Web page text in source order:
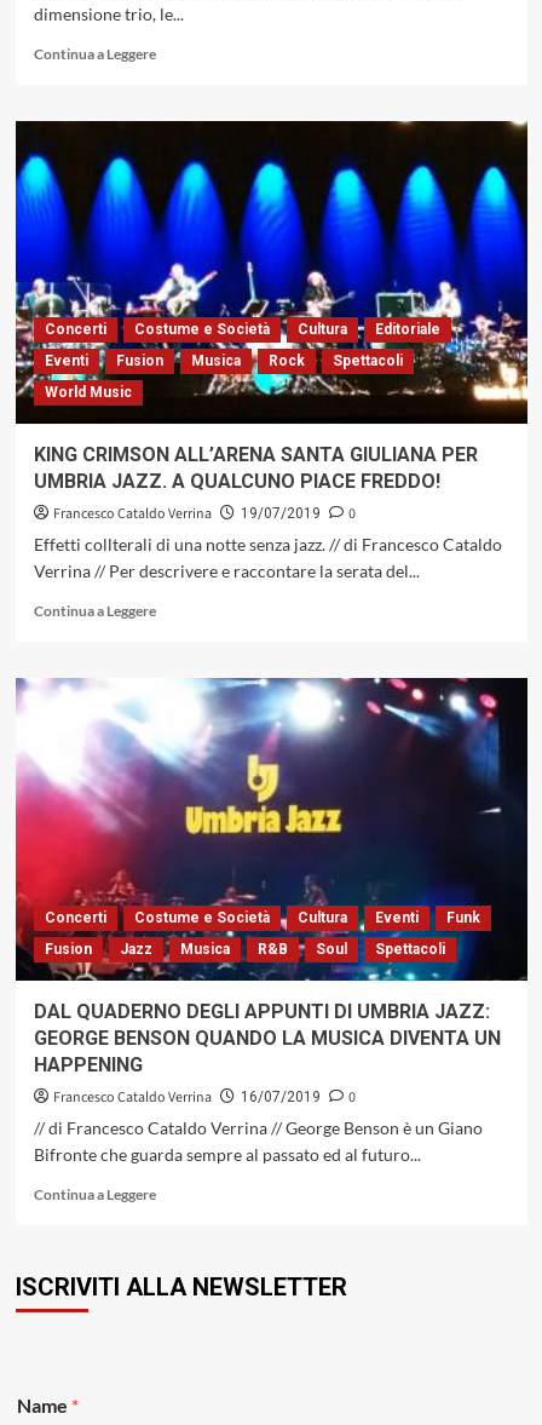
dimensione trio, le...
Continua a LeggereLeggi
su
classici
Red
Records:
Markelian
Kapedani
con
«Blakan
Bop»,
2011
Concerti Costume e Società Cultura
Editoriale
Eventi
Fusion Musica Rock
Spettacoli
World Music
KING CRIMSON ALL’ARENA SANTA GIULIANA PER
UMBRIA JAZZ. A QUALCUNO PIACE FREDDO!
Francesco Cataldo Verrina 19/07/2019
0
Effetti collterali di una notte senza jazz. // di Francesco Cataldo
Verrina // Per descrivere e raccontare la serata del...
Continua a LeggereLeggi
CRIMSON
ALL’ARENA
SANTA
GIULIANA
UMBRIA
QUALCUNO
PIACE
FREDDO!
Concerti Costume e Società Cultura Eventi
Funk
Fusion
Jazz Musica R&B Soul Spettacoli
DAL QUADERNO DEGLI APPUNTI DI UMBRIA JAZZ:
GEORGE BENSON QUANDO LA MUSICA DIVENTA UN
HAPPENING
Francesco Cataldo Verrina 16/07/2019
0
// di Francesco Cataldo Verrina // George Benson è un Giano
Bifronte che guarda sempre al passato ed al futuro...
Continua a LeggereLeggi
DAL
ISCRIVITI ALLA NEWSLETTER
m
Name *